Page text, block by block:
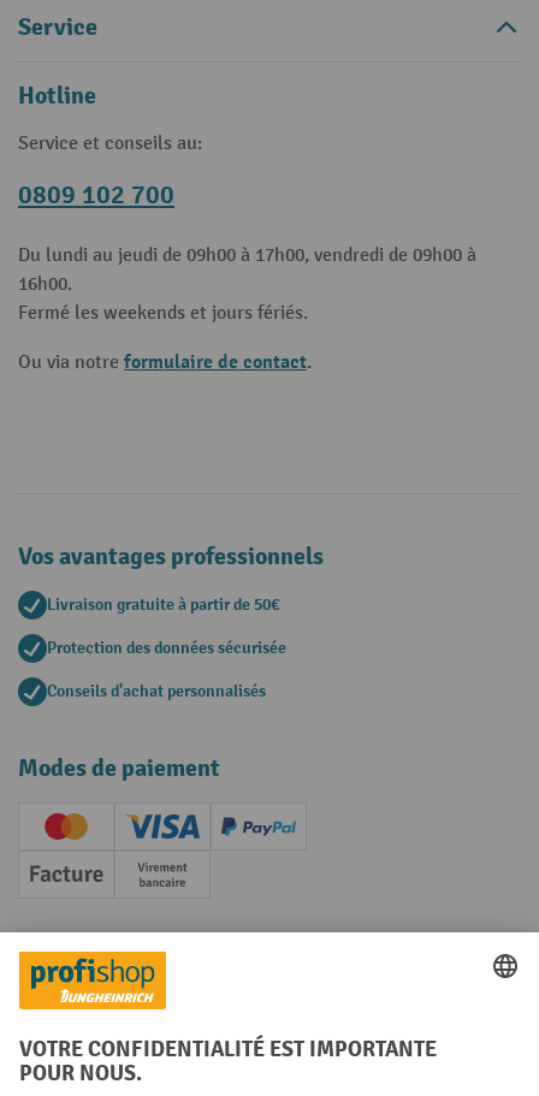
Service
Hotline
Service et conseils au:
0809 102 700
Du lundi au jeudi de 09h00 à 17h00, vendredi de 09h00 à
16h00.
Fermé les weekends et jours fériés.
Ou via notre formulaire de contact.
Vos avantages professionnels
Livraison gratuite à partir de 50€
Protection des données sécurisée
Conseils d'achat personnalisés
Modes de paiement
Creditcard (Master)Creditcard (Visa)
PayPal
Facture Paiement anticipé
Réseaux sociaux
Facebook
YouTube
LinkedInInstagram